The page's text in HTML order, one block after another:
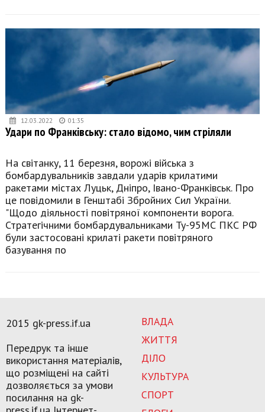
12.03.2022 01:35
Удари по Франківську: стало відомо, чим стріляли
На світанку, 11 березня, ворожі війська з
бомбардувальників завдали ударів крилатими
ракетами містах Луцьк, Дніпро, Івано-Франківськ. Про
це повідомили в Генштабі Збройних Сил України.
"Щодо діяльності повітряної компоненти ворога.
Стратегічними бомбардувальниками Ту-95МС ПКС РФ
були застосовані крилаті ракети повітряного
базування по
ВЛАДА
ЖИТТЯ
ДІЛО
КУЛЬТУРА
СПОРТ
2015 gk-press.if.ua
Передрук та інше
використання матеріалів,
що розміщені на сайті
дозволяється за умови
посилання на gk-